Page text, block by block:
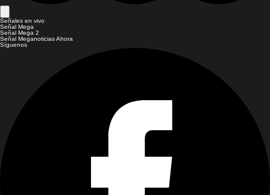
Señales en vivo
Señal Mega
Señal Mega 2
Señal Meganoticias Ahora
Síguenos